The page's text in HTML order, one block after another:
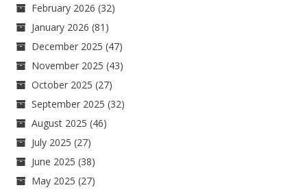
February 2026 (32)
January 2026 (81)
December 2025 (47)
November 2025 (43)
October 2025 (27)
September 2025 (32)
August 2025 (46)
July 2025 (27)
June 2025 (38)
May 2025 (27)